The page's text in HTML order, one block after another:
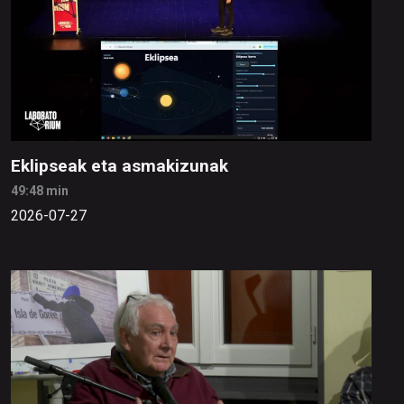
Eklipseak eta asmakizunak
49:48 min
2026-07-27